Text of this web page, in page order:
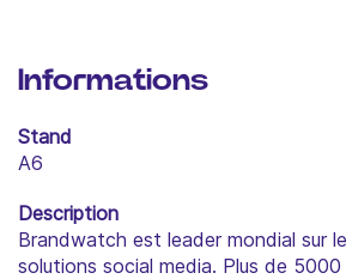
Informations
Stand
A6
Description
Brandwatch est leader mondial sur
solutions social media. Plus de 5000